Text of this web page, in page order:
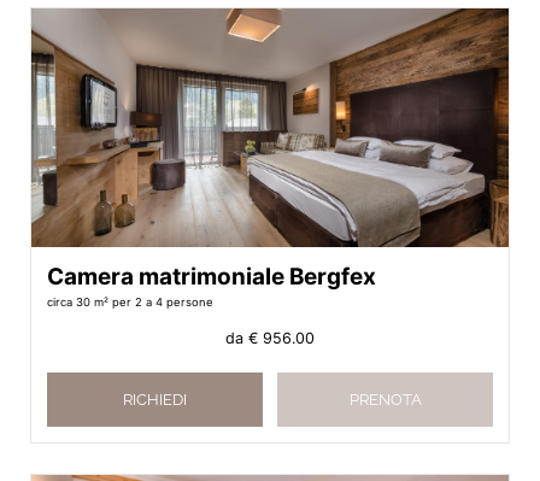
Camera matrimoniale Bergfex
circa 30 m² per 2 a 4 persone
da € 956.00
RICHIEDI PRENOTA